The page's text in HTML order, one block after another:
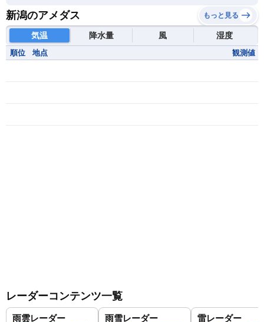
新潟のアメダス もっと見る
気温 降水量 風 湿度
順位 地点 観測値
レーダーコンテンツ一覧
雨雲レーダー 雨雪レーダー 雷レーダー